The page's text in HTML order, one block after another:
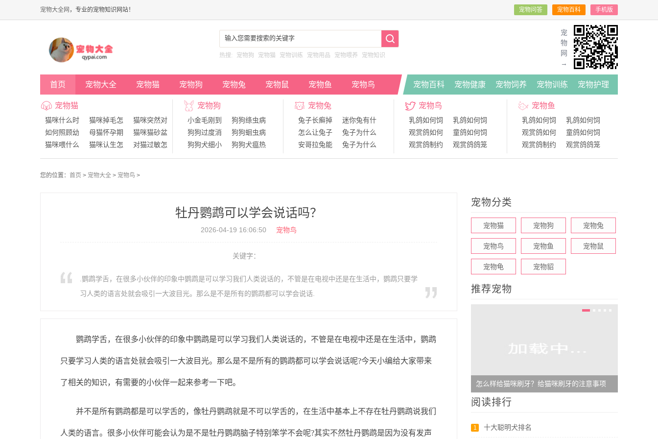
宠物大全网 ，专业的宠物知识网站！ 宠物问答 宠物百科 手机版
热搜: 宠物狗 宠物猫 宠物训练 宠物用品 宠物喂养 宠物知识
宠
物
网
→
首页 宠物大全 宠物猫 宠物狗 宠物兔 宠物鼠 宠物鱼 宠物鸟 宠物百科 宠物健康 宠物饲养 宠物训练 宠物护理
宠物猫
猫咪什么时 猫咪掉毛怎
猫咪突然对
如何照顾幼
母猫怀孕期
猫咪猫砂盆
猫咪喂什么
猫咪认生怎
对猫过敏怎
猫的胡子有
宠物狗
小金毛刚到
狗狗绦虫病
狗狗过度消
狗狗蛔虫病
狗狗犬细小
狗狗犬瘟热
狗狗什么时
狗狗运动系
宠物兔
兔子长癣掉
迷你兔有什
怎么让兔子
兔子为什么
安哥拉兔能
兔子为什么
如何饲养宠
兔子的视力
宠物鸟
乳鸽如何饲
乳鸽如何饲
观赏鸽如何
童鸽如何饲
观赏鸽制约
观赏鸽鸽笼
青年鸽如何
肉鸽如何进
宠物鱼
乳鸽如何饲
乳鸽如何饲
观赏鸽如何
童鸽如何饲
观赏鸽制约
观赏鸽鸽笼
青年鸽如何
肉鸽如何进
您的位置： 首页 > 宠物大全 > 宠物鸟 >
牡丹鹦鹉可以学会说话吗？
2026-04-19 16:06:50 宠物鸟
关键字：
.鹦鹉学舌，在很多小伙伴的印象中鹦鹉是可以学习我们人类说话的，不管是在电视中还是在生活中，鹦鹉只要学
习人类的语言处就会吸引一大波目光。那么是不是所有的鹦鹉都可以学会说话.
鹦鹉学舌，在很多小伙伴的印象中鹦鹉是可以学习我们人类说话的，不管是在电视中还是在生活中，鹦鹉
只要学习人类的语言处就会吸引一大波目光。那么是不是所有的鹦鹉都可以学会说话呢?今天小编给大家带来
了相关的知识，有需要的小伙伴一起来参考一下吧。
并不是所有鹦鹉都是可以学舌的，像牡丹鹦鹉就是不可以学舌的，在生活中基本上不存在牡丹鹦鹉说我们
人类的语言。很多小伙伴可能会认为是不是牡丹鹦鹉脑子特别笨学不会呢?其实不然牡丹鹦鹉是因为没有发声
宠物分类
宠物猫 宠物狗 宠物兔
宠物鸟 宠物鱼 宠物鼠
宠物龟 宠物貂
推荐宠物
怎么样给猫咪刷牙？给猫咪刷牙的注意事项
阅读排行
1 十大聪明犬排名